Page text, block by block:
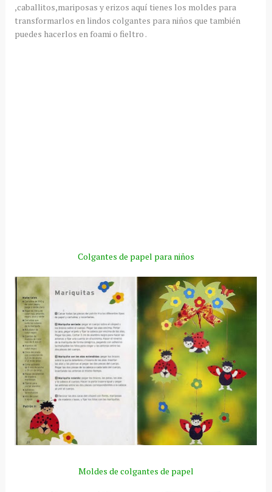
,caballitos,mariposas y erizos aquí tienes los moldes para
transformarlos en lindos colgantes para niños que también
puedes hacerlos en foami o fieltro .
Colgantes de papel para niños
Moldes de colgantes de papel